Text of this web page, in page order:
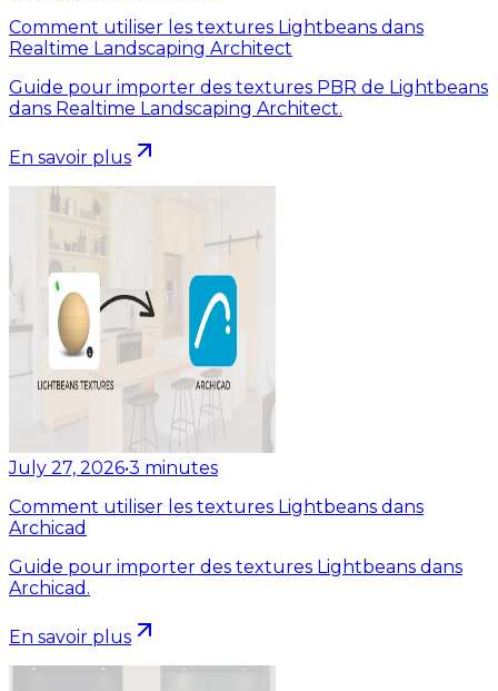
Comment utiliser les textures Lightbeans dans
Realtime Landscaping Architect
Guide pour importer des textures PBR de Lightbeans
dans Realtime Landscaping Architect.
En savoir plus
July 27, 2026•3 minutes
Comment utiliser les textures Lightbeans dans
Archicad
Guide pour importer des textures Lightbeans dans
Archicad.
En savoir plus